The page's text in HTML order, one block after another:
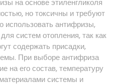
на основе этиленгликоля
но токсичны и требуют
использовать антифризы,
систем отопления, так как
содержать присадки,
При выборе антифриза
на его состав, температуру
системы и